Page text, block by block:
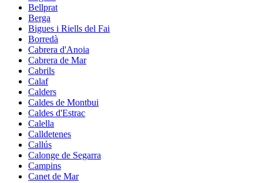
Bellprat
Berga
Bigues i Riells del Fai
Borredà
Cabrera d'Anoia
Cabrera de Mar
Cabrils
Calaf
Calders
Caldes de Montbui
Caldes d'Estrac
Calella
Calldetenes
Callús
Calonge de Segarra
Campins
Canet de Mar